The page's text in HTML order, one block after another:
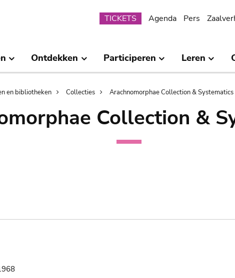
Submenu
TICKETS Agenda Pers
Ontdekken Participeren Leren
en bibliotheken Collecties Arachnomorphae Collection & Systematics
Collection &